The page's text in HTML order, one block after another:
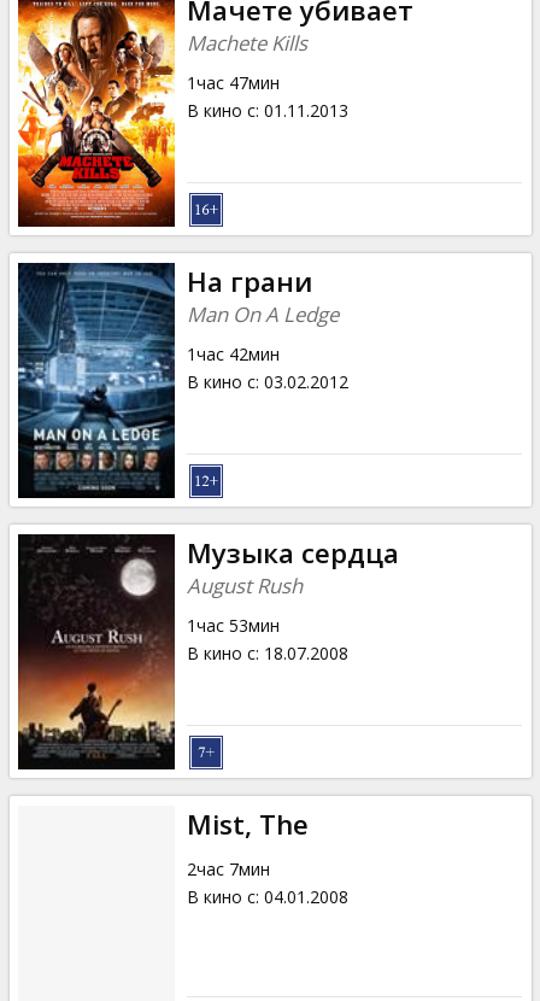
Мачете убивает
Machete Kills
1час 47мин
В кино с: 01.11.2013
На грани
Man On A Ledge
1час 42мин
В кино с: 03.02.2012
Музыка сердца
August Rush
1час 53мин
В кино с: 18.07.2008
Mist, The
2час 7мин
В кино с: 04.01.2008